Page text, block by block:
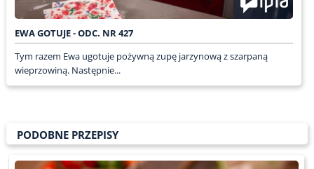
EWA GOTUJE - ODC. NR 427
Tym razem Ewa ugotuje pożywną zupę jarzynową z szarpaną
wieprzowiną. Następnie...
PODOBNE PRZEPISY